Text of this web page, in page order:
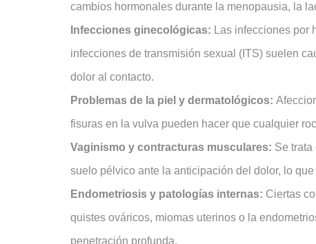
cambios hormonales durante la menopausia, la
Infecciones ginecológicas: Las infecciones por
infecciones de transmisión sexual (ITS) suelen
dolor al contacto.
Problemas de la piel y dermatológicos:
fisuras en la vulva pueden hacer que cualquier
Vaginismo y contracturas musculares: Se trata
suelo pélvico ante la anticipación del dolor, lo
Endometriosis y patologías internas: Ciertas
quistes ováricos, miomas uterinos o la
penetración profunda.